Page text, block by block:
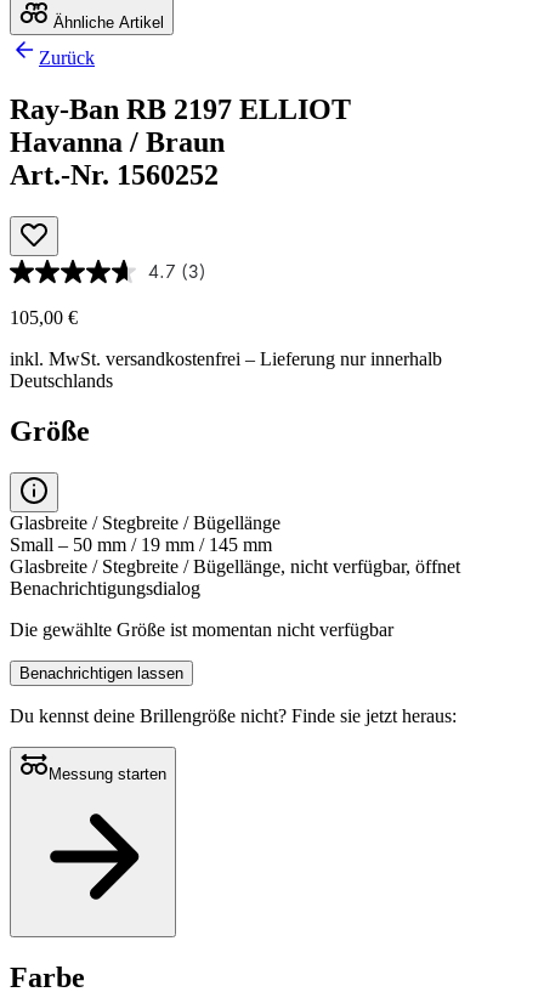
Ähnliche Artikel
Zurück
Ray-Ban RB 2197 ELLIOT
Havanna / Braun
Art.-Nr. 1560252
4.7 (3)
105,00 €
inkl. MwSt. versandkostenfrei – Lieferung nur innerhalb
Deutschlands
Größe
Glasbreite / Stegbreite / Bügellänge
Small – 50 mm / 19 mm / 145 mm
Glasbreite / Stegbreite / Bügellänge, nicht verfügbar, öffnet
Benachrichtigungsdialog
Die gewählte Größe ist momentan nicht verfügbar
Benachrichtigen lassen
Du kennst deine Brillengröße nicht? Finde sie jetzt heraus:
Messung starten
Farbe